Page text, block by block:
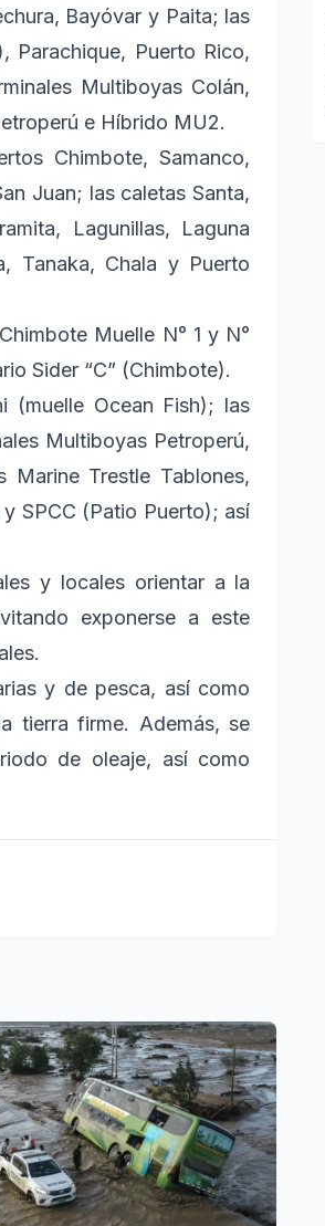
Bayóvar y Paita; las
Parachique, Puerto Rico,
Multiboyas Colán,
e Híbrido MU2.
Chimbote, Samanco,
Juan; las caletas Santa,
Lagunillas, Laguna
Tanaka, Chala y Puerto
Muelle N° 1 y N°
Sider “C” (Chimbote).
(muelle Ocean Fish); las
Multiboyas Petroperú,
Marine Trestle Tablones,
SPCC (Patio Puerto); así
y locales orientar a la
exponerse a este
y de pesca, así como
tierra firme. Además, se
de oleaje, así como